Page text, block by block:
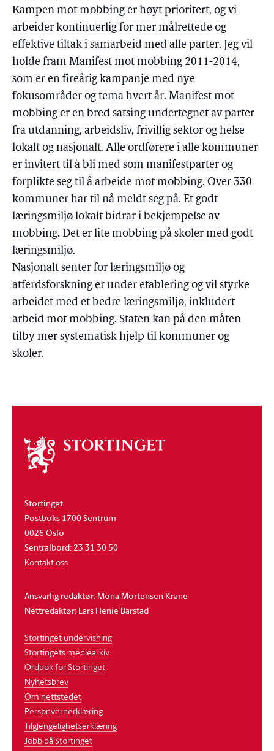
Kampen mot mobbing er høyt prioritert, og vi
arbeider kontinuerlig for mer målrettede og
effektive tiltak i samarbeid med alle parter. Jeg vil
holde fram Manifest mot mobbing 2011-2014,
som er en fireårig kampanje med nye
fokusområder og tema hvert år. Manifest mot
mobbing er en bred satsing undertegnet av parter
fra utdanning, arbeidsliv, frivillig sektor og helse
lokalt og nasjonalt. Alle ordførere i alle kommuner
er invitert til å bli med som manifestparter og
forplikte seg til å arbeide mot mobbing. Over 330
kommuner har til nå meldt seg på. Et godt
læringsmiljø lokalt bidrar i bekjempelse av
mobbing. Det er lite mobbing på skoler med godt
læringsmiljø.
Nasjonalt senter for læringsmiljø og
atferdsforskning er under etablering og vil styrke
arbeidet med et bedre læringsmiljø, inkludert
arbeid mot mobbing. Staten kan på den måten
tilby mer systematisk hjelp til kommuner og
skoler.
Om
stortinget
Stortinget
Postboks 1700 Sentrum
0026 Oslo
Sentralbord: 23 31 30 50
Kontakt oss
Ansvarlig redaktør: Mona Mortensen Krane
Nettredaktør: Lars Henie Barstad
Stortinget undervisning
Stortingets mediearkiv
Ordbok for Stortinget
Nyhetsbrev
Om nettstedet
Personvernerklæring
Tilgjengelighetserklæring
Jobb på Stortinget